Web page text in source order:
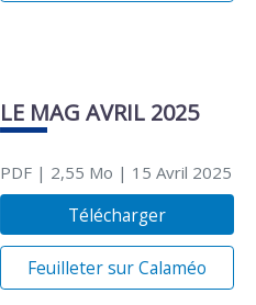
LE MAG AVRIL 2025
PDF| 2,55 Mo | 15 Avril 2025
Télécharger
Feuilleter sur Calaméo